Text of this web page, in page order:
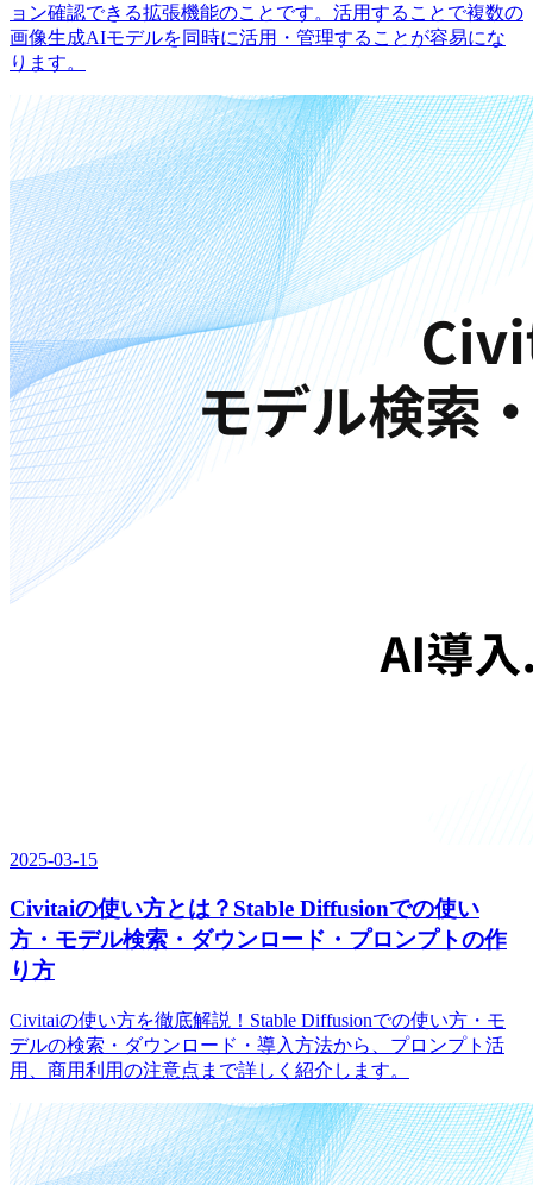
ョン確認できる拡張機能のことです。活用することで複数の
画像生成AIモデルを同時に活用・管理することが容易にな
ります。
2025-03-15
Civitaiの使い方とは？Stable Diffusionでの使い
方・モデル検索・ダウンロード・プロンプトの作
り方
Civitaiの使い方を徹底解説！Stable Diffusionでの使い方・モ
デルの検索・ダウンロード・導入方法から、プロンプト活
用、商用利用の注意点まで詳しく紹介します。